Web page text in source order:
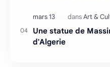
Une statue de
d'Algerie